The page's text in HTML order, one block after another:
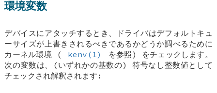
環境変数
デバイスにアタッチするとき、ドライバはデフォルトキュ
ーサイズが上書きされるべきであるかどうか調べるために
カーネル環境 (
kenv(1)
を参照) をチェックします。
次の変数は、(いずれかの基数の) 符号なし整数値として
チェックされ解釈されます: